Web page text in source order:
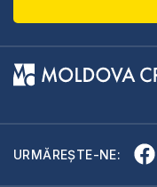
URMĂREȘTE-NE: